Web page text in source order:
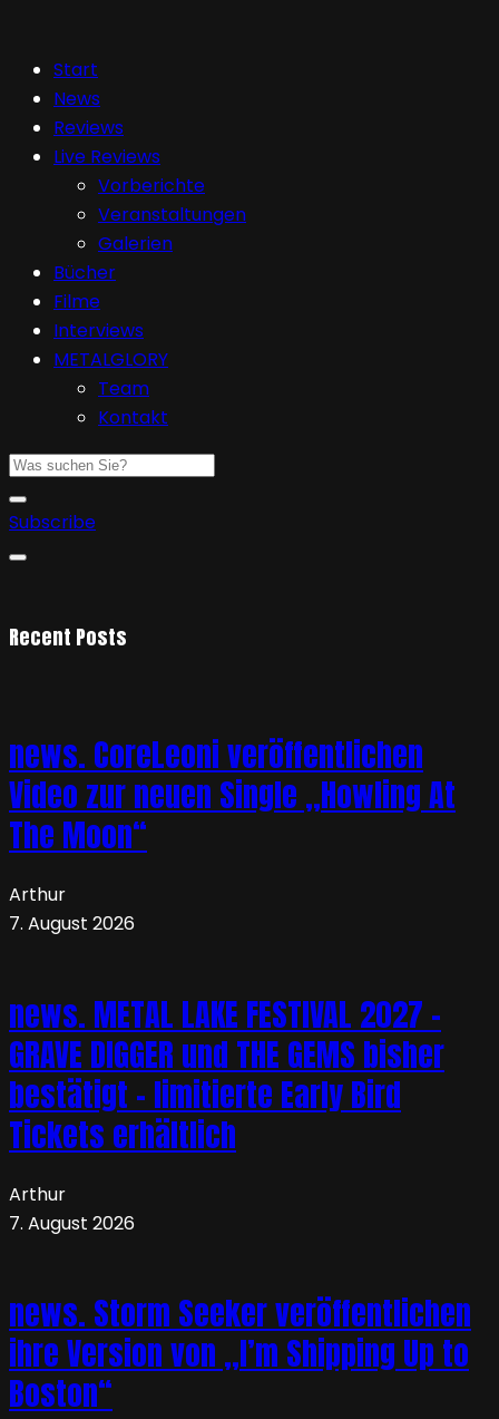
Start
News
Reviews
Live Reviews
Vorberichte
Veranstaltungen
Galerien
Bücher
Filme
Interviews
METALGLORY
Team
Kontakt
Subscribe
Recent Posts
news. CoreLeoni veröffentlichen
Video zur neuen Single „Howling At
The Moon“
Arthur
7. August 2026
news. METAL LAKE FESTIVAL 2027 –
GRAVE DIGGER und THE GEMS bisher
bestätigt – limitierte Early Bird
Tickets erhältlich
Arthur
7. August 2026
news. Storm Seeker veröffentlichen
ihre Version von „I’m Shipping Up to
Boston“